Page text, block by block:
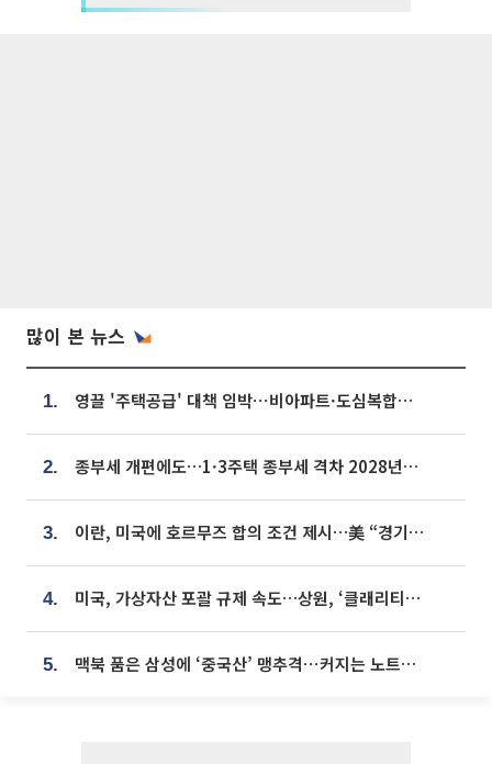
많이 본 뉴스
1. 영끌 '주택공급' 대책 임박⋯비아파트·도심복합까지 총동원
2. 종부세 개편에도…1·3주택 종부세 격차 2028년부터 확대
3. 이란, 미국에 호르무즈 합의 조건 제시…美 “경기 아직 안 끝나” [종합]
4. 미국, 가상자산 포괄 규제 속도…상원, ‘클래리티법’ 9월 절차투표 추진
5. 맥북 품은 삼성에 ‘중국산’ 맹추격⋯커지는 노트북 OLED 시장